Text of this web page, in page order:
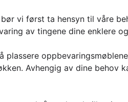
vi først ta hensyn til våre
av tingene dine enklere
plassere
Avhengig av dine behov